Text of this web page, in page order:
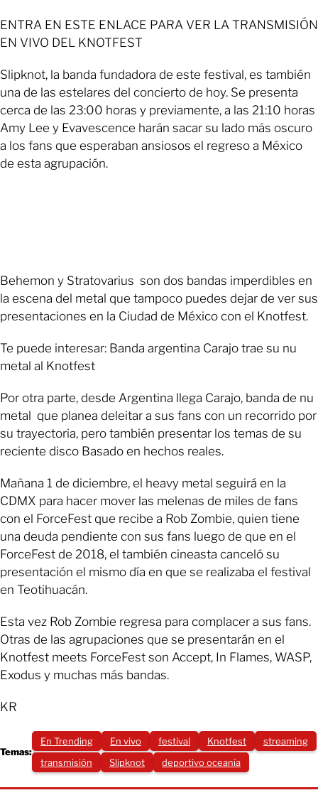
ENTRA EN ESTE ENLACE PARA VER LA TRANSMISIÓN
EN VIVO DEL KNOTFEST
Slipknot, la banda fundadora de este festival, es también
una de las estelares del concierto de hoy. Se presenta
cerca de las 23:00 horas y previamente, a las 21:10 horas
Amy Lee y Evavescence harán sacar su lado más oscuro
a los fans que esperaban ansiosos el regreso a México
de esta agrupación.
Behemon y Stratovarius son dos bandas imperdibles en
la escena del metal que tampoco puedes dejar de ver sus
presentaciones en la Ciudad de México con el Knotfest.
Te puede interesar: Banda argentina Carajo trae su nu
metal al Knotfest
Por otra parte, desde Argentina llega Carajo, banda de nu
metal que planea deleitar a sus fans con un recorrido por
su trayectoria, pero también presentar los temas de su
reciente disco Basado en hechos reales.
Mañana 1 de diciembre, el heavy metal seguirá en la
CDMX para hacer mover las melenas de miles de fans
con el ForceFest que recibe a Rob Zombie, quien tiene
una deuda pendiente con sus fans luego de que en el
ForceFest de 2018, el también cineasta canceló su
presentación el mismo día en que se realizaba el festival
en Teotihuacán.
Esta vez Rob Zombie regresa para complacer a sus fans.
Otras de las agrupaciones que se presentarán en el
Knotfest meets ForceFest son Accept, In Flames, WASP,
Exodus y muchas más bandas.
KR
Temas:
En Trending En vivo festival Knotfest
streaming
transmisión
Slipknot deportivo oceanía